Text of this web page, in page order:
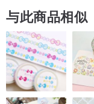
与此商品相似